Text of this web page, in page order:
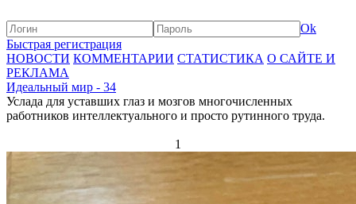
Ok
Быстрая регистрация
НОВОСТИ КОММЕНТАРИИ СТАТИСТИКА О САЙТЕ И
РЕКЛАМА
Идеальный мир - 34
Услада для уставших глаз и мозгов многочисленных
работников интеллектуального и просто рутинного труда.
1